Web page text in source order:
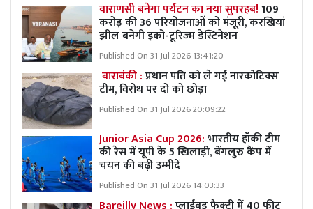
वाराणसी बनेगा पर्यटन का नया सुपरहब!109
करोड़ की 36 परियोजनाओं को मंजूरी, करखियां
झील बनेगी इको-टूरिज्म डेस्टिनेशन
Published On 31 Jul 2026 13:41:20
बाराबंकी :प्रधान पति को ले गई नारकोटिक्स
टीम, विरोध पर दो को छोड़ा
Published On 31 Jul 2026 20:09:22
Junior Asia Cup 2026:भारतीय हॉकी टीम
की रेस में यूपी के 5 खिलाड़ी, बेंगलुरु कैंप में
चयन की बढ़ी उम्मीदें
Published On 31 Jul 2026 14:03:33